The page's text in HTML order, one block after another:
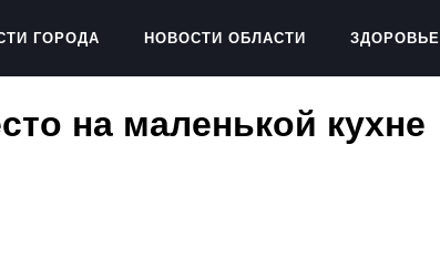
ГОРОДА НОВОСТИ ОБЛАСТИ ЗДОРОВЬЕ
на маленькой кухне